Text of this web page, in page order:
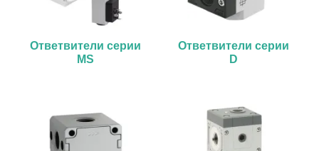
Ответвители серии
MS
Ответвители серии
D